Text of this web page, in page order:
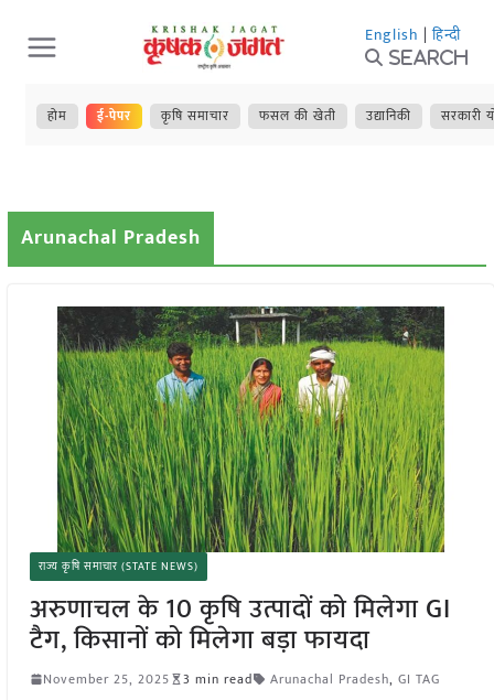
Skip
to
content
English | हिन्दी
Search
होम ई-पेपर कृषि समाचार फसल की खेती उद्यानिकी सरकारी
Arunachal Pradesh
राज्य कृषि समाचार (STATE NEWS)
अरुणाचल के 10 कृषि उत्पादों को मिलेगा GI
टैग, किसानों को मिलेगा बड़ा फायदा
November 25, 2025 3 min read Arunachal Pradesh, GI TAG